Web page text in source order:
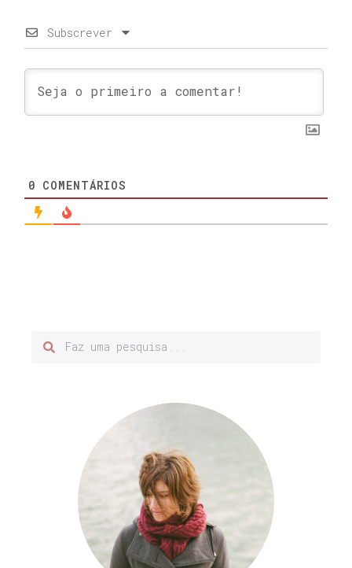
Subscrever
0 COMENTÁRIOS